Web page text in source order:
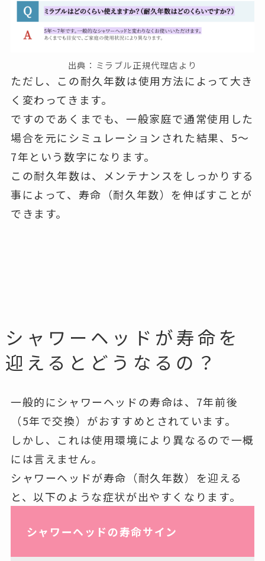
出典：ミラブル正規代理店より
ただし、この耐久年数は使用方法によって大き
く変わってきます。
ですのであくまでも、一般家庭で通常使用した
場合を元にシミュレーションされた結果、5〜
7年という数字になります。
この耐久年数は、メンテナンスをしっかりする
事によって、寿命（耐久年数）を伸ばすことが
できます。
シャワーヘッドが寿命を
迎えるとどうなるの？
一般的にシャワーヘッドの寿命は、 7年前後
（5年で交換） がおすすめとされています。
しかし、これは使用環境により異なるので一概
には言えません。
シャワーヘッドが寿命（耐久年数）を迎える
と、以下のような症状が出やすくなります。
シャワーヘッドの寿命サイン